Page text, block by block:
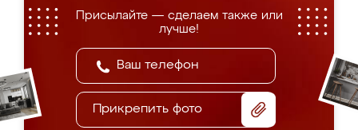
Присылайте — сделаем также или
лучше!
Прикрепить фото